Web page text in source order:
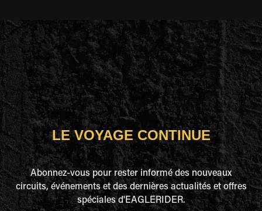
LE VOYAGE CONTINUE
Abonnez-vous pour rester informé des nouveaux
circuits, événements et des dernières actualités et offres
spéciales d'EAGLERIDER.